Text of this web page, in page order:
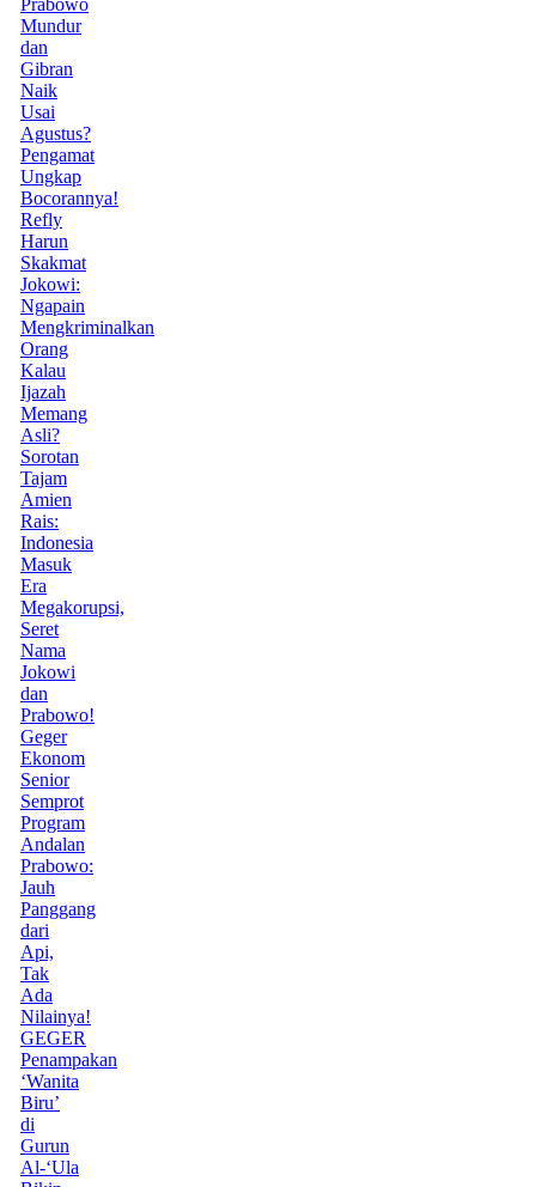
Mundur
dan
Gibran
Naik
Usai
Agustus?
Pengamat
Ungkap
Bocorannya!
Refly
Harun
Skakmat
Jokowi:
Ngapain
Mengkriminalkan
Orang
Kalau
Ijazah
Memang
Asli?
Sorotan
Tajam
Amien
Rais:
Indonesia
Masuk
Era
Megakorupsi,
Seret
Nama
Jokowi
dan
Prabowo!
Geger
Ekonom
Senior
Semprot
Program
Andalan
Prabowo:
Jauh
Panggang
dari
Api,
Tak
Ada
Nilainya!
GEGER
Penampakan
‘Wanita
Biru’
di
Gurun
Al-‘Ula